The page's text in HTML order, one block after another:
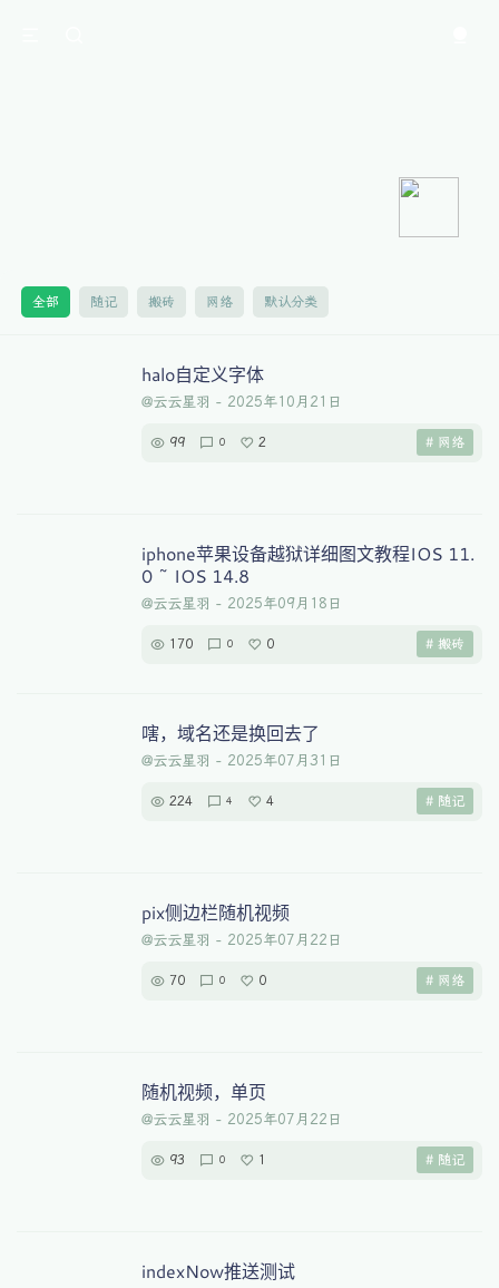
全部 随记 搬砖 网络 默认分类
halo自定义字体
@云云星羽 - 2025年10月21日
99 0 2 # 网络
iphone苹果设备越狱详细图文教程IOS 11.
0 ~ IOS 14.8
@云云星羽 - 2025年09月18日
170 0 0 # 搬砖
嗐，域名还是换回去了
@云云星羽 - 2025年07月31日
224 4 4 # 随记
pix侧边栏随机视频
@云云星羽 - 2025年07月22日
70 0 0 # 网络
随机视频，单页
@云云星羽 - 2025年07月22日
93 0 1 # 随记
indexNow推送测试